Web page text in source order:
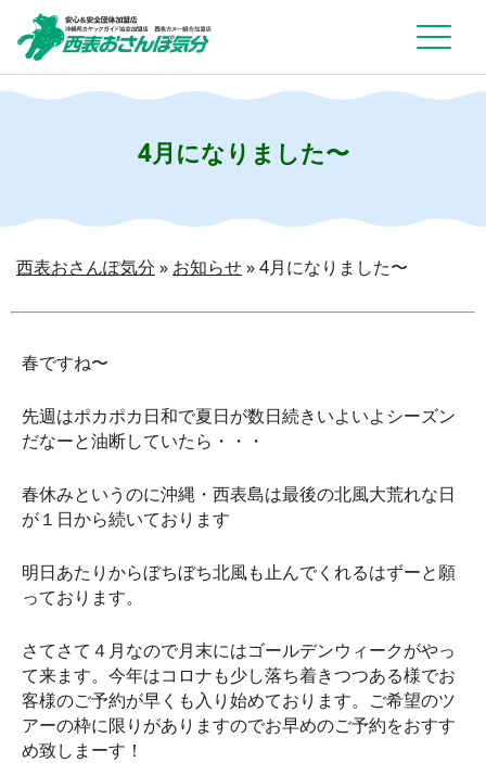
4月になりました〜
西表おさんぽ気分 » お知らせ»4月になりました〜
春ですね〜
先週はポカポカ日和で夏日が数日続きいよいよシーズン
だなーと油断していたら・・・
春休みというのに沖縄・西表島は最後の北風大荒れな日
が１日から続いております
明日あたりからぼちぼち北風も止んでくれるはずーと願
っております。
さてさて４月なので月末にはゴールデンウィークがやっ
て来ます。今年はコロナも少し落ち着きつつある様でお
客様のご予約が早くも入り始めております。ご希望のツ
アーの枠に限りがありますのでお早めのご予約をおすす
め致しまーす！